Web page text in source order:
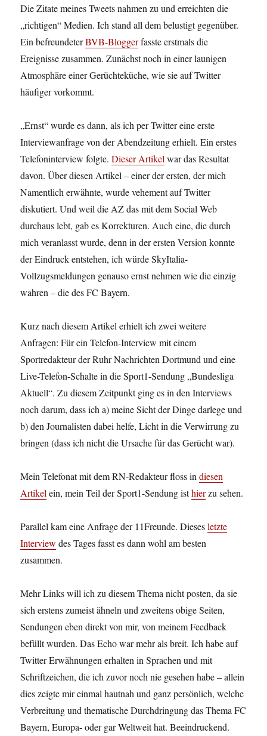
Die Zitate meines Tweets nahmen zu und erreichten die
„richtigen“ Medien. Ich stand all dem belustigt gegenüber.
Ein befreundeterBVB-Bloggerfasste erstmals die
Ereignisse zusammen. Zunächst noch in einer launigen
Atmosphäre einer Gerüchteküche, wie sie auf Twitter
häufiger vorkommt.
„Ernst“ wurde es dann, als ich per Twitter eine erste
Interviewanfrage von der Abendzeitung erhielt. Ein erstes
Telefoninterview folgte.Dieser Artikelwar das Resultat
davon. Über diesen Artikel – einer der ersten, der mich
Namentlich erwähnte, wurde vehement auf Twitter
diskutiert. Und weil die AZ das mit dem Social Web
durchaus lebt, gab es Korrekturen. Auch eine, die durch
mich veranlasst wurde, denn in der ersten Version konnte
der Eindruck entstehen, ich würde SkyItalia-
Vollzugsmeldungen genauso ernst nehmen wie die einzig
wahren – die des FC Bayern.
Kurz nach diesem Artikel erhielt ich zwei weitere
Anfragen: Für ein Telefon-Interview mit einem
Sportredakteur der Ruhr Nachrichten Dortmund und eine
Live-Telefon-Schalte in die Sport1-Sendung „Bundesliga
Aktuell“. Zu diesem Zeitpunkt ging es in den Interviews
noch darum, dass ich a) meine Sicht der Dinge darlege und
b) den Journalisten dabei helfe, Licht in die Verwirrung zu
bringen (dass ich nicht die Ursache für das Gerücht war).
Mein Telefonat mit dem RN-Redakteur floss indiesen
Artikelein, mein Teil der Sport1-Sendung isthierzu sehen.
Parallel kam eine Anfrage der 11Freunde. Diesesletzte
Interview des Tages fasst es dann wohl am besten
zusammen.
Mehr Links will ich zu diesem Thema nicht posten, da sie
sich erstens zumeist ähneln und zweitens obige Seiten,
Sendungen eben direkt von mir, von meinem Feedback
befüllt wurden. Das Echo war mehr als breit. Ich habe auf
Twitter Erwähnungen erhalten in Sprachen und mit
Schriftzeichen, die ich zuvor noch nie gesehen habe – allein
dies zeigte mir einmal hautnah und ganz persönlich, welche
Verbreitung und thematische Durchdringung das Thema FC
Bayern, Europa- oder gar Weltweit hat. Beeindruckend.